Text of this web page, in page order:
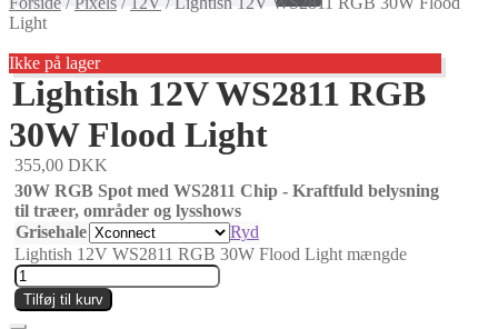
Light
Ikke på lager
Lightish 12V WS2811 RGB
30W Flood Light
355,00 DKK
30W RGB Spot med WS2811 Chip - Kraftfuld belysning
til træer, områder og lysshows
Grisehale
Ryd
Lightish 12V WS2811 RGB 30W Flood Light mængde
Tilføj til kurv